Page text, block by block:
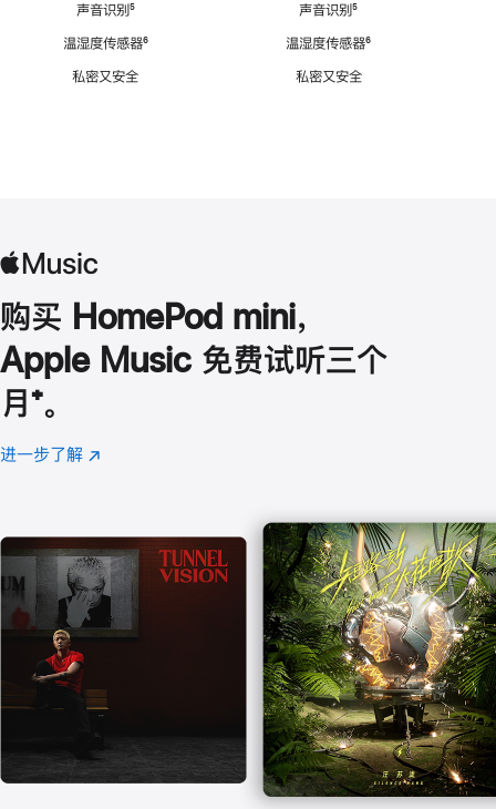
声音识别脚
⁵
温湿度传感器脚
⁶
私密又安全
声音识别脚
⁵
温湿度传感器脚
⁶
私密又安全
购买 HomePod mini，
Apple Music 免费试听三个
月 脚
注
⁺。
进一步了解 Apple
(在
口
中
打
开)